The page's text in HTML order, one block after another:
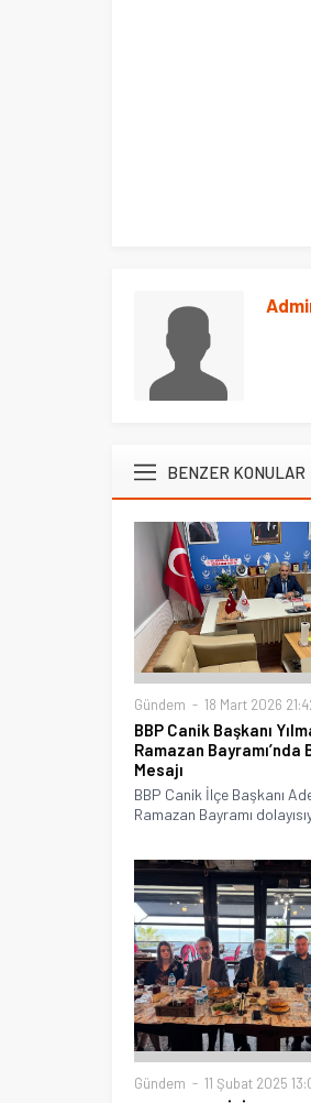
BENZER KONULAR
Gündem 18 Mart 2026
BBP Canik Başkanı
Ramazan Bayramı’nda
Mesajı
BBP Canik İlçe Başkanı
Ramazan Bayramı
Gündem 11 Şubat 2025